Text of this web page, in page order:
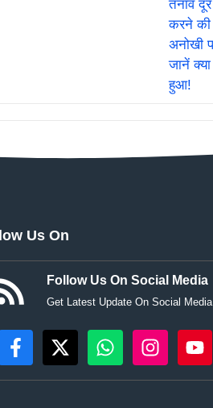
Us On
Follow Us On Social Media
Get Latest Update On Social Media